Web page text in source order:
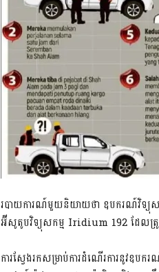
របាយការណ៍មួយនិយាយថា ឧបករណ៍វិទ្យុ
អ៊ីសូតូបវិទ្យុសកម្ម Iridium 192 ដែលត្រូវ
ការស្វែងរកសម្រាប់ការដំណើរការនូវឧប